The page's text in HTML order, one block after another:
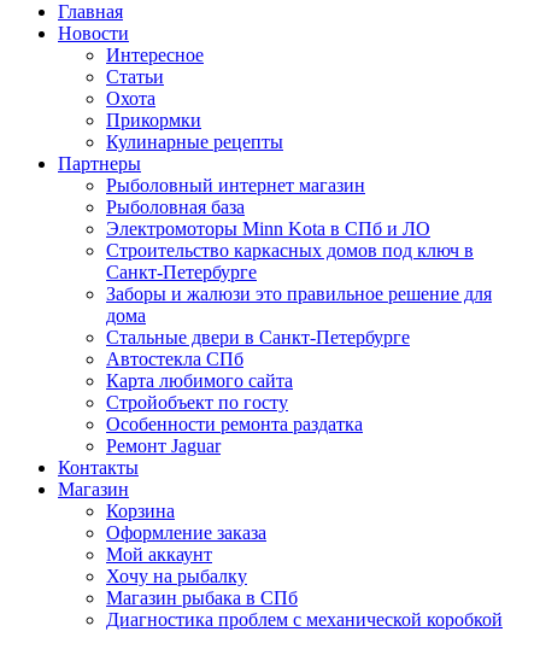
Главная
Новости
Интересное
Статьи
Охота
Прикормки
Кулинарные рецепты
Партнеры
Рыболовный интернет магазин
Рыболовная база
Электромоторы Minn Kota в СПб и ЛО
Строительство каркасных домов под ключ в
Санкт-Петербурге
Заборы и жалюзи это правильное решение для
дома
Стальные двери в Санкт-Петербурге
Автостекла СПб
Карта любимого сайта
Стройобъект по госту
Особенности ремонта раздатка
Ремонт Jaguar
Контакты
Магазин
Корзина
Оформление заказа
Мой аккаунт
Хочу на рыбалку
Магазин рыбака в СПб
Диагностика проблем с механической коробкой